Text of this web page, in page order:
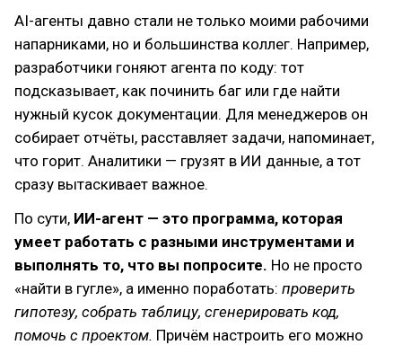
AI-агенты давно стали не только моими рабочими
напарниками, но и большинства коллег. Например,
разработчики гоняют агента по коду: тот
подсказывает, как починить баг или где найти
нужный кусок документации. Для менеджеров он
собирает отчёты, расставляет задачи, напоминает,
что горит. Аналитики — грузят в ИИ данные, а тот
сразу вытаскивает важное.
По сути, ИИ-агент — это программа, которая
умеет работать с разными инструментами и
выполнять то, что вы попросите. Но не просто
«найти в гугле», а именно поработать: проверить
гипотезу, собрать таблицу, сгенерировать код,
помочь с проектом. Причём настроить его можно